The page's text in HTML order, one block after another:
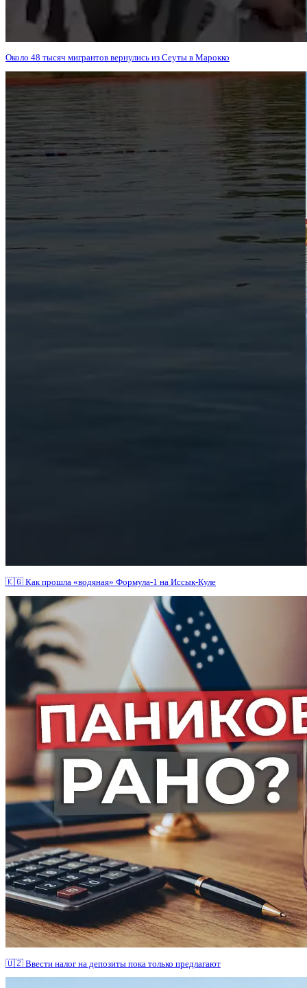
Около 48 тысяч мигрантов вернулись из Сеуты в Марокко
🇰🇬 Как прошла «водяная» Формула-1 на Иссык-Куле
🇺🇿 Ввести налог на депозиты пока только предлагают